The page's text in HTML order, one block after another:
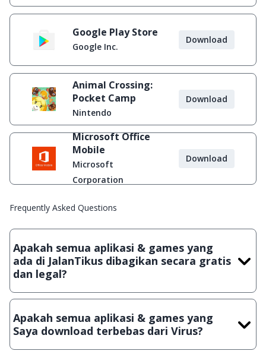
Google Play Store
Google Inc.
Download
Animal Crossing:
Pocket Camp
Nintendo
Download
Microsoft Office
Mobile
Microsoft
Corporation
Download
Frequently Asked Questions
Apakah semua aplikasi & games yang
ada di JalanTikus dibagikan secara gratis
dan legal?
Ya, JalanTikus hanya membagikan aplikasi & games yang
crack, patch atau semacamnya.
Apakah semua aplikasi & games yang
Saya download terbebas dari Virus?